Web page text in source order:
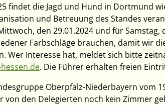
findet die Jagd und Hund in Dortmund
und Betreuung des Standes
den 29.01.2024 und für Samstag,
Farbschläge brauchen, damit wir
Wer Interesse hat, meldet sich bitte
. Die Führer erhalten freien
Oberpfalz-Niederbayern vom
von den Delegierten noch kein Zimmer